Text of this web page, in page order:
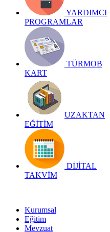
YARDIMCI
PROGRAMLAR
TÜRMOB
KART
UZAKTAN
EĞİTİM
DİJİTAL
TAKVİM
Kurumsal
Eğitim
Mevzuat